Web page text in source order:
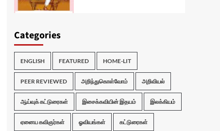
Categories
ENGLISH FEATURED HOME-LIT
PEER REVIEWED அறிந்துகொள்வோம் அறிவியல்
ஆய்வுக் கட்டுரைகள் இசைக்கவியின் இதயம் இலக்கியம்
ஏனைய கவிஞர்கள் ஓவியங்கள் கட்டுரைகள்